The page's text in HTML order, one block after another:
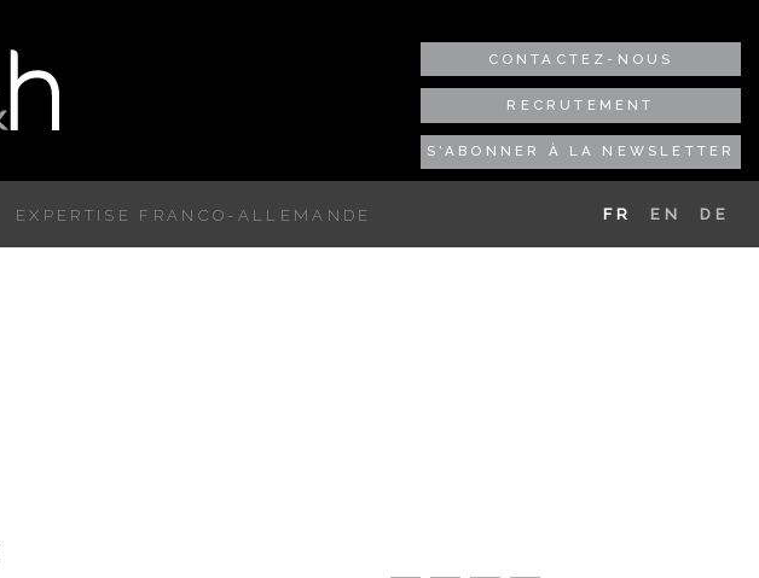
CONTACTEZ-NOUS
RECRUTEMENT
S'ABONNER À LA NEWSLETTER
FR EN DE
EXPERTISE FRANCO-ALLEMANDE